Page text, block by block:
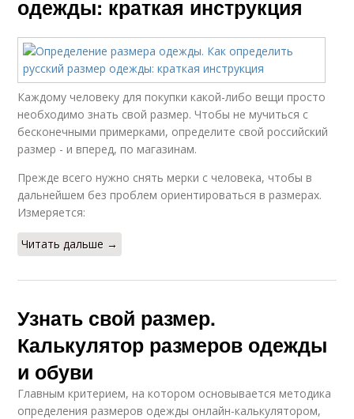
одежды: краткая инструкция
Каждому человеку для покупки какой-либо вещи просто
необходимо знать свой размер. Чтобы не мучиться с
бесконечными примерками, определите свой российский
размер - и вперед, по магазинам.
Прежде всего нужно снять мерки с человека, чтобы в
дальнейшем без проблем ориентироваться в размерах.
Измеряется:
Читать дальше →
Узнать свой размер.
Калькулятор размеров одежды
и обуви
Главным критерием, на котором основывается методика
определения размеров одежды онлайн-калькулятором,